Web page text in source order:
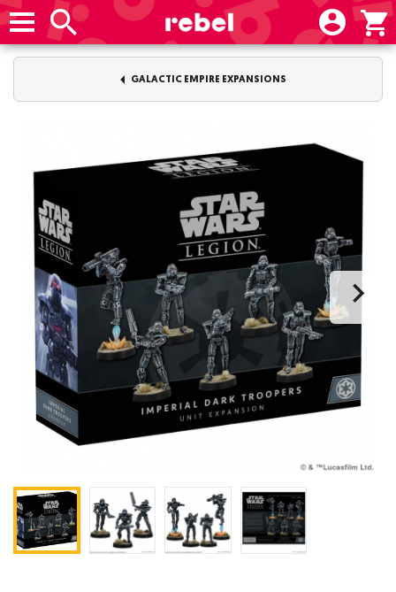
GALACTIC EMPIRE EXPANSIONS